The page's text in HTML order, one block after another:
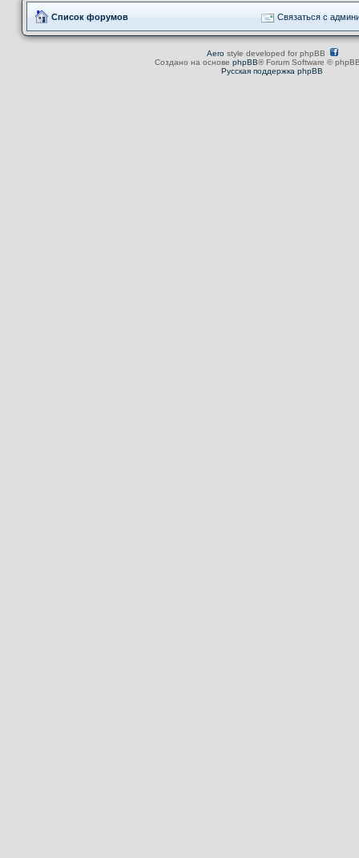
Список форумов Связаться с
Aerostyle developed for phpBB
Создано на основе phpBB® Forum Software ©
Русская поддержка phpBB